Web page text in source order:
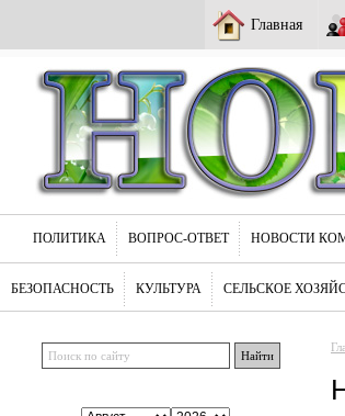
Главная
ПОЛИТИКА ВОПРОС-ОТВЕТ НОВОСТИ
БЕЗОПАСНОСТЬ КУЛЬТУРА СЕЛЬСКОЕ